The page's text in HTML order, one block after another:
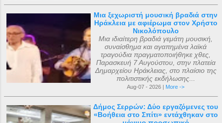
Μια ξεχωριστή μουσική βραδιά στην
Ηράκλεια με αφιέρωμα στον Χρήστο
Νικολόπουλο
Μια ιδιαίτερη βραδιά γεμάτη μουσική,
συναίσθημα και αγαπημένα λαϊκά
τραγούδια πραγματοποιήθηκε χθες,
Παρασκευή 7 Αυγούστου, στην πλατεία
Δημαρχείου Ηράκλειας, στο πλαίσιο της
πολιτιστικής εκδήλωσης...
Aug-07 - 2026 | More ->
Δήμος Σερρών: Δύο εργαζόμενες του
«Βοήθεια στο Σπίτι» εντάχθηκαν στο